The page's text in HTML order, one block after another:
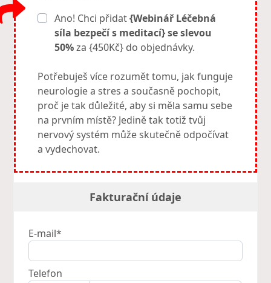
Ano! Chci přidat{Webinář Léčebná
síla bezpečí s meditací} se slevou
50%za {450Kč} do objednávky.
Potřebuješ více rozumět tomu, jak funguje
neurologie a stres a současně pochopit,
proč je tak důležité, aby si měla samu sebe
na prvním místě? Jedině tak totiž tvůj
nervový systém může skutečně odpočívat
a vydechovat.
Fakturační údaje
E-mail*
Telefon